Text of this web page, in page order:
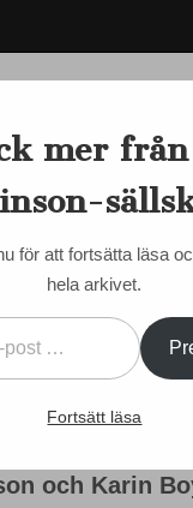
Harry
som fångar
kosmos
detta
–
0 Comments
och Karin
mer
för att fortsätta läsa
hela arkivet.
Fortsätt läsa